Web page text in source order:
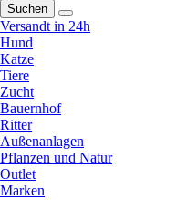
Suchen
Versandt in 24h
Hund
Katze
Tiere
Zucht
Bauernhof
Ritter
Außenanlagen
Pflanzen und Natur
Outlet
Marken